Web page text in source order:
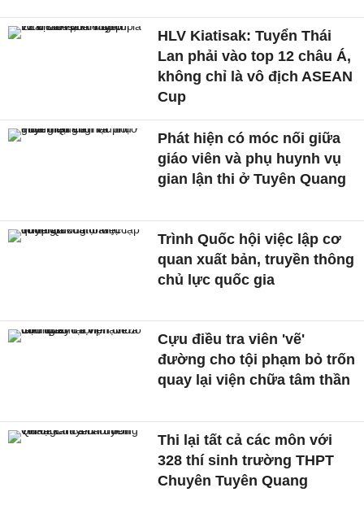
HLV Kiatisak: Tuyển Thái
Lan phải vào top 12 châu Á,
không chỉ là vô địch ASEAN
Cup
Phát hiện có móc nối giữa
giáo viên và phụ huynh vụ
gian lận thi ở Tuyên Quang
Trình Quốc hội việc lập cơ
quan xuất bản, truyền thông
chủ lực quốc gia
Cựu điều tra viên 'vẽ'
đường cho tội phạm bỏ trốn
quay lại viện chữa tâm thần
Thi lại tất cả các môn với
328 thí sinh trường THPT
Chuyên Tuyên Quang